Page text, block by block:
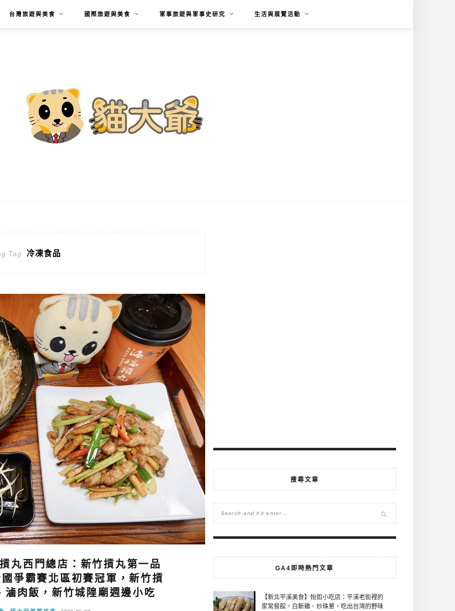
台灣旅遊與美食 國際旅遊與美食 軍事旅遊與軍事史研究 生活與展覽活動
Tag 冷凍食品
丸西門總店：新竹摃丸第一品
爭霸賽北區初賽冠軍，新竹摃
肉飯，新竹城隍廟週邊小吃
搜尋文章
GA4即時熱門文章
【新北平溪美食】怡如小吃店：平溪老街裡的
家常餐館，白斬雞、炒珠蔥，吃出台灣的野味